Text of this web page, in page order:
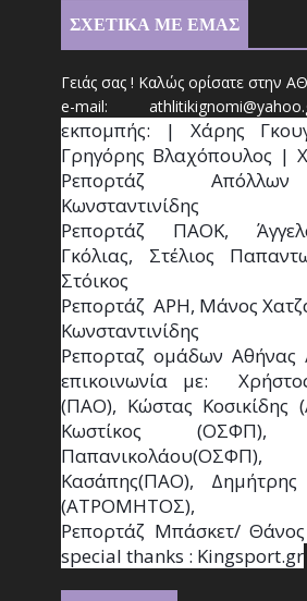
ΣΧΕΤΙΚΑ ΜΕ ΕΜΑΣ
Γειάς σας ! Καλώς ορίσατε στην
e-mail: athlit
εκπομπής: | Χάρης
Γρηγόρης Βλαχόπουλος |
Ρεπορτάζ
Κωνσταντινίδης
Ρεπορτάζ ΠΑΟΚ,
Γκόλιας, Στέλιος
Στόικος
Ρεπορτάζ  ΑΡΗ, Μάνος
Κωνσταντινίδης
Ρεπορταζ ομάδων Αθήνας
επικοινωνία με:
(ΠΑΟ), Κώστας Κοσικίδης
Κωστίκος (ΟΣΦΠ),
Κασάπης(ΠΑΟ),
(ΑΤΡΟΜΗΤΟΣ),
Ρεπορτάζ Μπάσκετ/
special thanks : Κingsport.gr